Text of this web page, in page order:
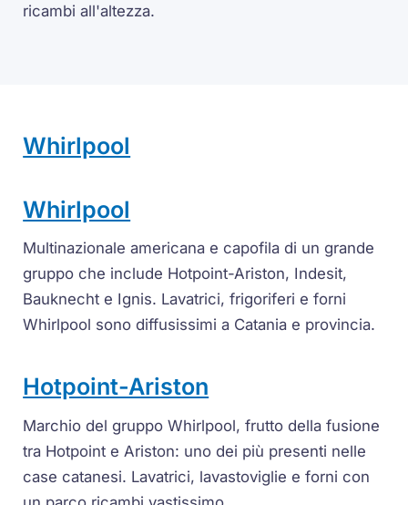
ricambi all'altezza.
Whirlpool
Whirlpool
Multinazionale americana e capofila di un grande
gruppo che include Hotpoint-Ariston, Indesit,
Bauknecht e Ignis. Lavatrici, frigoriferi e forni
Whirlpool sono diffusissimi a Catania e provincia.
Hotpoint-Ariston
Marchio del gruppo Whirlpool, frutto della fusione
tra Hotpoint e Ariston: uno dei più presenti nelle
case catanesi. Lavatrici, lavastoviglie e forni con